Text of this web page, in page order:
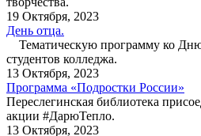
19 Октября, 2023
День отца.
Тематическую программу ко
студентов колледжа.
13 Октября, 2023
Программа «Подростки России»
Переслегинская библиотека
акции #ДарюТепло.
13 Октября, 2023